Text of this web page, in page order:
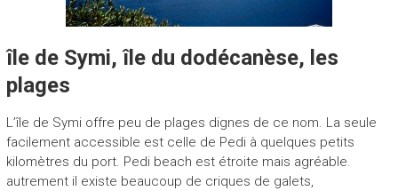
île de Symi, île du dodécanèse, les
plages
L’île de Symi offre peu de plages dignes de ce nom. La seule
facilement accessible est celle de Pedi à quelques petits
kilomètres du port. Pedi beach est étroite mais agréable.
autrement il existe beaucoup de criques de galets,